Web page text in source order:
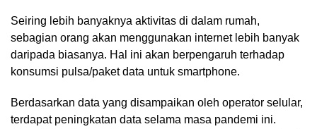
Seiring lebih banyaknya aktivitas di dalam rumah,
sebagian orang akan menggunakan internet lebih banyak
daripada biasanya. Hal ini akan berpengaruh terhadap
konsumsi pulsa/paket data untuk smartphone.
Berdasarkan data yang disampaikan oleh operator selular,
terdapat peningkatan data selama masa pandemi ini.